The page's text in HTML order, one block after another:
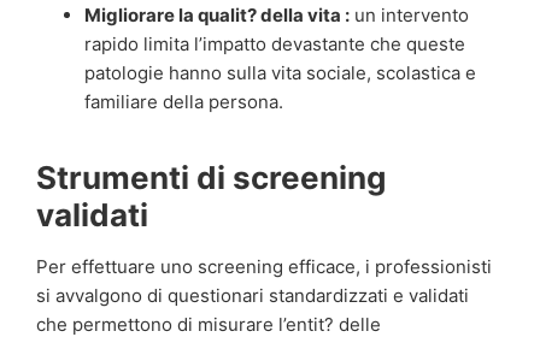
Migliorare la qualit? della vita : un intervento
rapido limita l’impatto devastante che queste
patologie hanno sulla vita sociale, scolastica e
familiare della persona.
Strumenti di screening
validati
Per effettuare uno screening efficace, i professionisti
si avvalgono di questionari standardizzati e validati
che permettono di misurare l’entit? delle